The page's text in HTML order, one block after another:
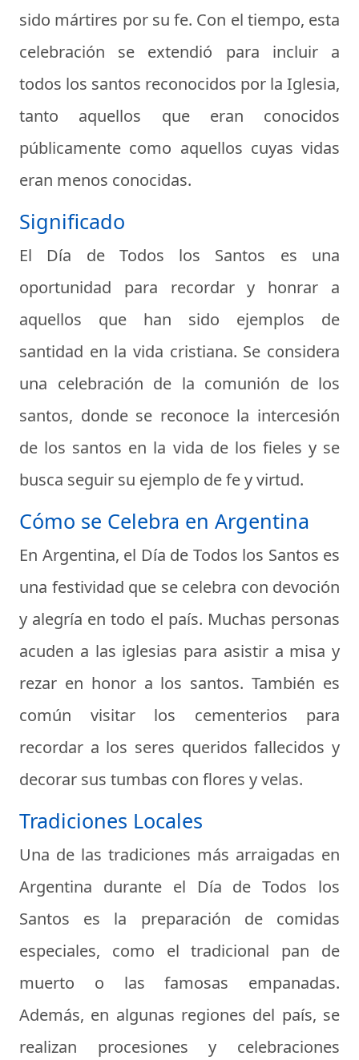
sido mártires por su fe. Con el tiempo, esta
celebración se extendió para incluir a
todos los santos reconocidos por la Iglesia,
tanto aquellos que eran conocidos
públicamente como aquellos cuyas vidas
eran menos conocidas.
Significado
El Día de Todos los Santos es una
oportunidad para recordar y honrar a
aquellos que han sido ejemplos de
santidad en la vida cristiana. Se considera
una celebración de la comunión de los
santos, donde se reconoce la intercesión
de los santos en la vida de los fieles y se
busca seguir su ejemplo de fe y virtud.
Cómo se Celebra en Argentina
En Argentina, el Día de Todos los Santos es
una festividad que se celebra con devoción
y alegría en todo el país. Muchas personas
acuden a las iglesias para asistir a misa y
rezar en honor a los santos. También es
común visitar los cementerios para
recordar a los seres queridos fallecidos y
decorar sus tumbas con flores y velas.
Tradiciones Locales
Una de las tradiciones más arraigadas en
Argentina durante el Día de Todos los
Santos es la preparación de comidas
especiales, como el tradicional pan de
muerto o las famosas empanadas.
Además, en algunas regiones del país, se
realizan procesiones y celebraciones